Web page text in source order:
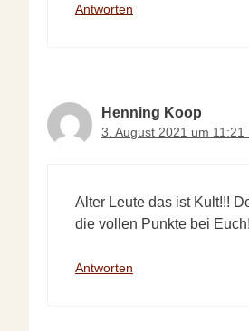
Antworten
Henning Koop
3. August 2021 um 11:21
Alter Leute das ist Kult!!!
die vollen Punkte bei Euch!
Antworten